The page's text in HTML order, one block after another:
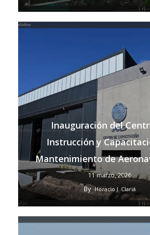
Inauguración del
Instrucción y
Mantenimiento de
11 marzo, 2026
By Horacio J. Clariá